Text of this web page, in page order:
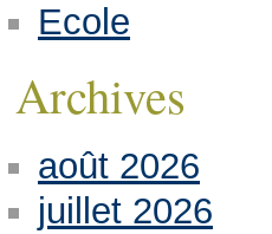
Ecole
Archives
août 2026
juillet 2026